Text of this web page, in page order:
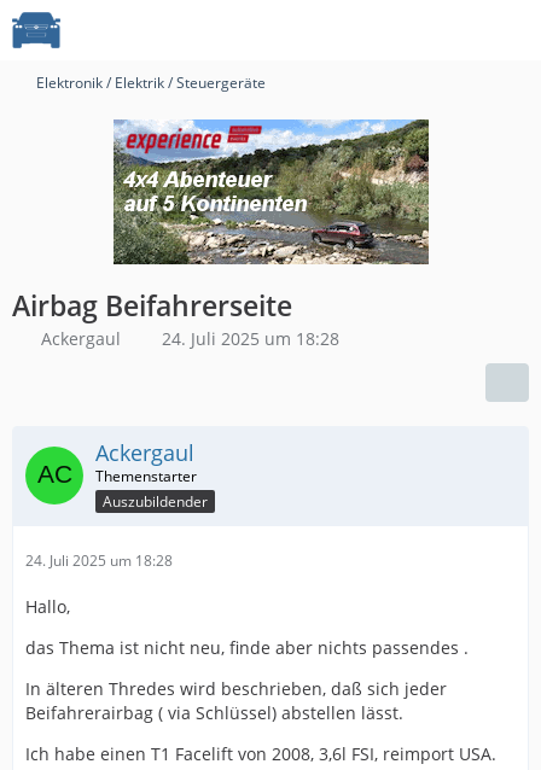
Elektronik / Elektrik / Steuergeräte
Airbag Beifahrerseite
Ackergaul 24. Juli 2025 um 18:28
Ackergaul
Auszubildender
24. Juli 2025 um 18:28
Hallo,
das Thema ist nicht neu, finde aber nichts passendes .
In älteren Thredes wird beschrieben, daß sich jeder
Beifahrerairbag ( via Schlüssel) abstellen lässt.
Ich habe einen T1 Facelift von 2008, 3,6l FSI, reimport USA.